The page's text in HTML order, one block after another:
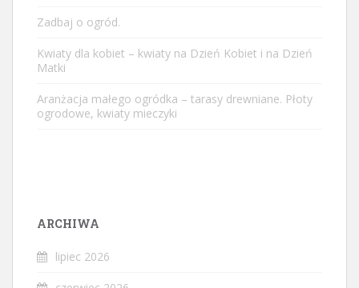
Zadbaj o ogród.
Kwiaty dla kobiet – kwiaty na Dzień Kobiet i na Dzień
Matki
Aranżacja małego ogródka – tarasy drewniane. Płoty
ogrodowe, kwiaty mieczyki
ARCHIWA
lipiec 2026